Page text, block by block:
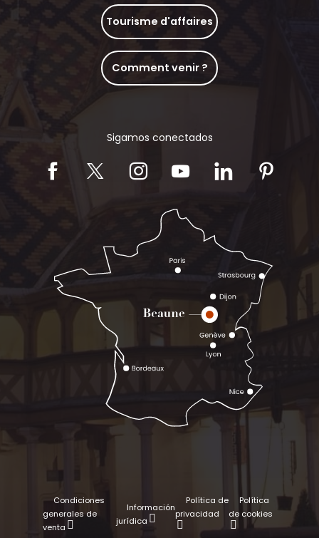
Tourisme d'affaires
Comment venir ?
Sigamos conectados
Condiciones
generales de
venta
Información
jurídica
Política de
privacidad
Política
de cookies